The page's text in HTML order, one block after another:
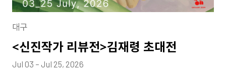
대구
<신진작가 리뷰전>김재령 초대전
Jul 03 – Jul 25, 2026